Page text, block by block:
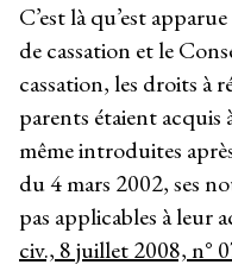
C’est là qu’est
de cassation et le
cassation, les droits à
parents étaient acquis
même introduites
du 4 mars 2002, ses
pas applicables à leur
civ., 8 juillet 2008, n°